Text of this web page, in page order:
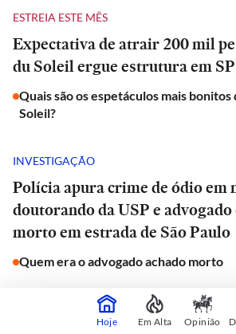
ESTREIA ESTE MÊS
Expectativa de atrair 200 mil
du Soleil ergue estrutura em SP
Quais são os espetáculos mais bonitos
Soleil?
INVESTIGAÇÃO
Polícia apura crime de ódio em
doutorando da USP e
morto em estrada de São Paulo
Quem era o advogado achado morto
JORNAL DO CARRO
Hoje Em Alta Opinião